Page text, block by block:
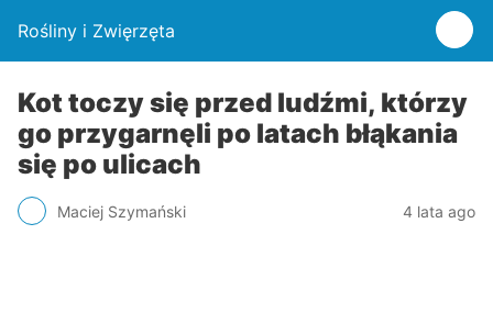
Rośliny i Zwięrzęta
Kot toczy się przed ludźmi, którzy
go przygarnęli po latach błąkania
się po ulicach
Maciej Szymański 4 lata ago